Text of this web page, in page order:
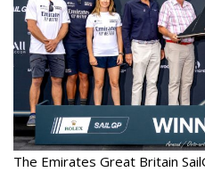
The Emirates Great Britain